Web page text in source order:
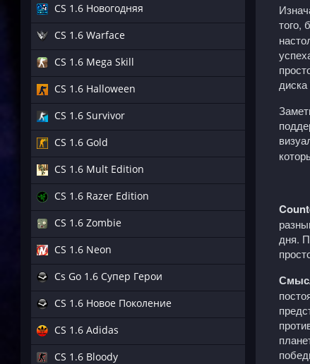
CS 1.6 Новогодняя
CS 1.6 Warface
CS 1.6 Mega Skill
CS 1.6 Halloween
CS 1.6 Survivor
CS 1.6 Gold
CS 1.6 Mult Edition
CS 1.6 Razer Edition
CS 1.6 Zombie
CS 1.6 Neon
Cs Go 1.6 Супер Герои
CS 1.6 Новое Поколение
CS 1.6 Adidas
CS 1.6 Bloody
того,
дня.